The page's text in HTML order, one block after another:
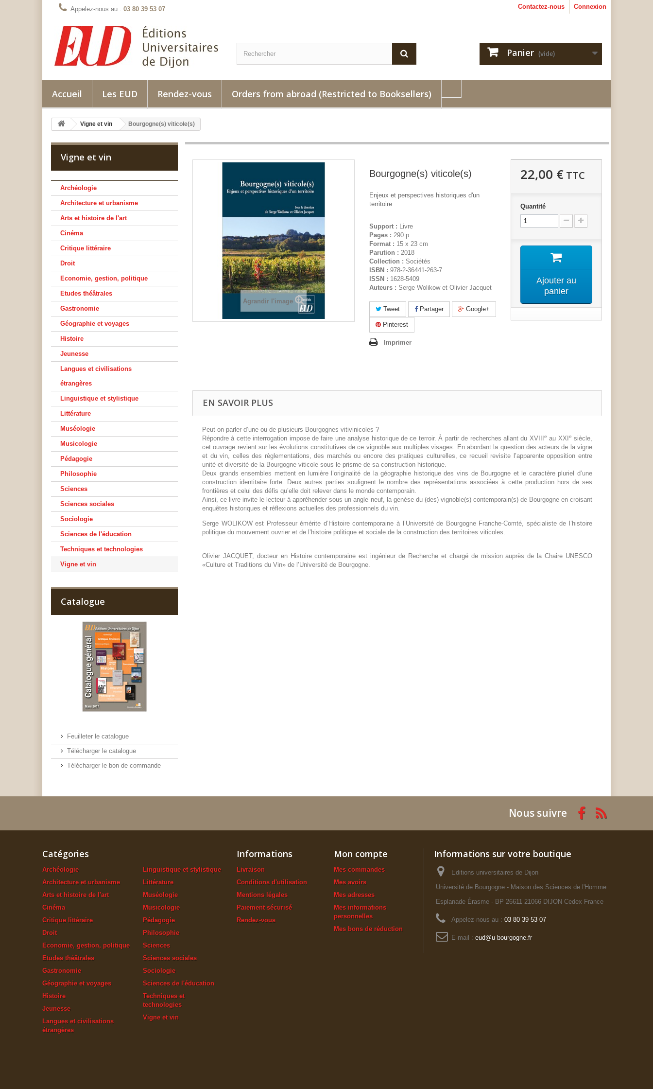
Connexion
Contactez-nous
Appelez-nous au : 03 80 39 53 07
Panier (vide)
Accueil Les EUD Rendez-vous Orders from abroad (Restricted to Booksellers)
Vigne et vin Bourgogne(s) viticole(s)
Vigne et vin
Archéologie
Architecture et urbanisme
Arts et histoire de l'art
Cinéma
Critique littéraire
Droit
Economie, gestion, politique
Etudes théâtrales
Gastronomie
Géographie et voyages
Histoire
Jeunesse
Langues et civilisations
étrangères
Linguistique et stylistique
Littérature
Muséologie
Musicologie
Pédagogie
Philosophie
Sciences
Sciences sociales
Sociologie
Sciences de l'éducation
Techniques et technologies
Vigne et vin
Catalogue
Feuilleter le catalogue
Télécharger le catalogue
Télécharger le bon de commande
Agrandir l'image
Bourgogne(s) viticole(s)
Enjeux et perspectives historiques d'un
territoire
Support : Livre
Pages : 290 p.
Format : 15 x 23 cm
Parution : 2018
Collection : Sociétés
ISBN : 978-2-36441-263-7
ISSN : 1628-5409
Auteurs : Serge Wolikow et Olivier Jacquet
Tweet Partager Google+
Pinterest
Imprimer
22,00 €TTC
Quantité
Ajouter au
panier
EN SAVOIR PLUS
Peut-on parler d’une ou de plusieurs Bourgognes vitivinicoles ?
Répondre à cette interrogation impose de faire une analyse historique de ce terroir. À partir de recherches allant du XVIII
e au XXI e siècle,
cet ouvrage revient sur les évolutions constitutives de ce vignoble aux multiples visages. En abordant la question des acteurs de la vigne
et du vin, celles des règlementations, des marchés ou encore des pratiques culturelles, ce recueil revisite l’apparente opposition entre
unité et diversité de la Bourgogne viticole sous le prisme de sa construction historique.
Deux grands ensembles mettent en lumière l’originalité de la géographie historique des vins de Bourgogne et le caractère pluriel d’une
construction identitaire forte. Deux autres parties soulignent le nombre des représentations associées à cette production hors de ses
frontières et celui des défis qu’elle doit relever dans le monde contemporain.
Ainsi, ce livre invite le lecteur à appréhender sous un angle neuf, la genèse du (des) vignoble(s) contemporain(s) de Bourgogne en croisant
enquêtes historiques et réflexions actuelles des professionnels du vin.
Serge WOLIKOW est Professeur émérite d’Histoire contemporaine à l’Université de Bourgogne Franche-Comté, spécialiste de l’histoire
politique du mouvement ouvrier et de l’histoire politique et sociale de la construction des territoires viticoles.
Olivier JACQUET, docteur en Histoire contemporaine est ingénieur de Recherche et chargé de mission auprès de la Chaire UNESCO
«Culture et Traditions du Vin» de l’Université de Bourgogne.
Nous suivre
Catégories
Archéologie
Architecture et urbanisme
Arts et histoire de l'art
Cinéma
Critique littéraire
Droit
Economie, gestion, politique
Etudes théâtrales
Gastronomie
Géographie et voyages
Histoire
Jeunesse
Langues et civilisations
étrangères
Linguistique et stylistique
Littérature
Muséologie
Musicologie
Pédagogie
Philosophie
Sciences
Sciences sociales
Sociologie
Sciences de l'éducation
Techniques et
technologies
Vigne et vin
Informations
Livraison
Conditions d'utilisation
Mentions légales
Paiement sécurisé
Rendez-vous
Mon compte
Mes commandes
Mes avoirs
Mes adresses
Mes informations
personnelles
Mes bons de réduction
Informations sur votre boutique
Editions universitaires de Dijon
Université de Bourgogne - Maison des Sciences de l'Homme
Esplanade Érasme - BP 26611 21066 DIJON Cedex France
Appelez-nous au : 03 80 39 53 07
E-mail : eud@u-bourgogne.fr